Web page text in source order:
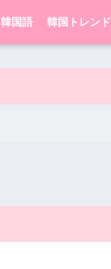
韓国語 韓国トレンド